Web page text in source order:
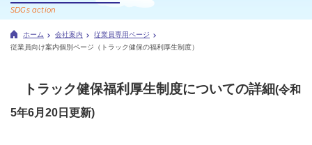
SDGs action
ホーム 会社案内
従業員専用ページ
従業員向け案内個別ページ（トラック健保の福利厚生制度）
トラック健保福利厚生制度についての詳細(令和
5年6月20日更新)